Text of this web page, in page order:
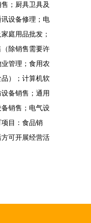
；厨具卫具及
设备修理；电
庭用品批发；
除销售需要许
管理；食用农
）；计算机软
备销售；通用
销售；电气设
目：食品销
可开展经营活